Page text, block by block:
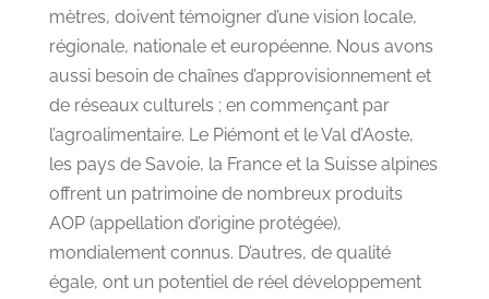
mètres, doivent témoigner d’une vision locale,
régionale, nationale et européenne. Nous avons
aussi besoin de chaînes d’approvisionnement et
de réseaux culturels ; en commençant par
l’agroalimentaire. Le Piémont et le Val d’Aoste,
les pays de Savoie, la France et la Suisse alpines
offrent un patrimoine de nombreux produits
AOP (appellation d’origine protégée),
mondialement connus. D’autres, de qualité
égale, ont un potentiel de réel développement